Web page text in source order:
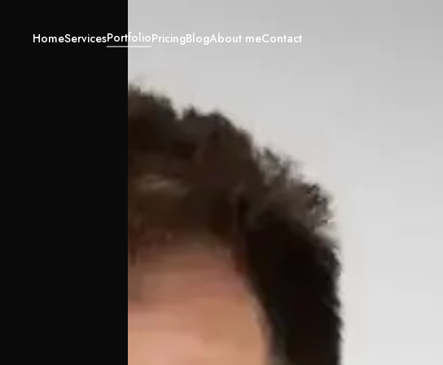
HomeServicesPortfolioPricingBlogAbout meContact